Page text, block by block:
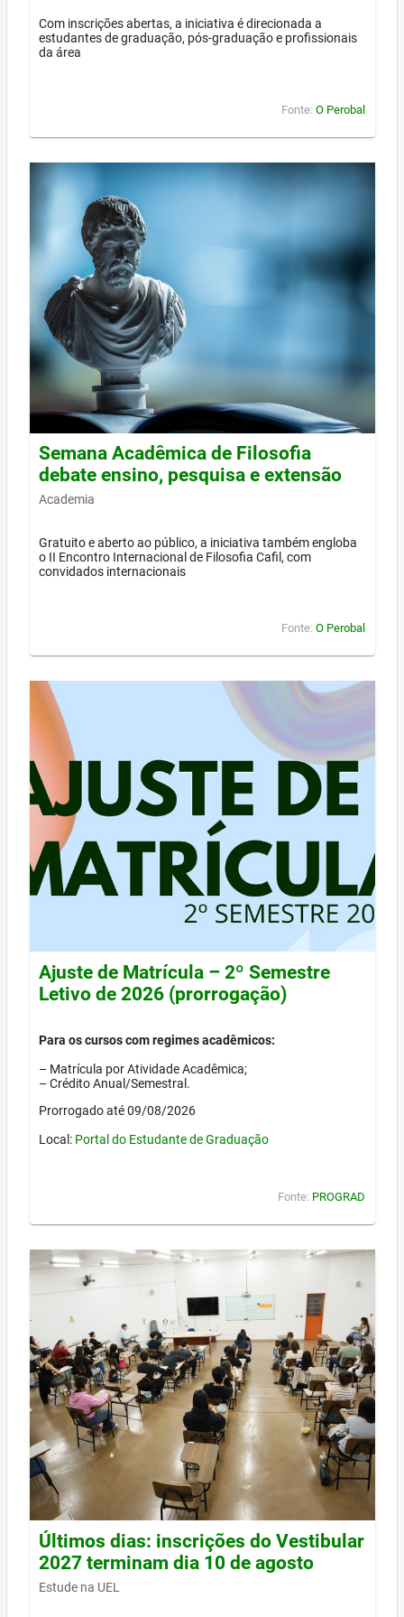
Com inscrições abertas, a iniciativa é direcionada a
estudantes de graduação, pós-graduação e profissionais
da área
Fonte: O Perobal
Semana Acadêmica de Filosofia
debate ensino, pesquisa e extensão
Academia
Gratuito e aberto ao público, a iniciativa também engloba
o II Encontro Internacional de Filosofia Cafil, com
convidados internacionais
Fonte: O Perobal
Ajuste de Matrícula – 2º Semestre
Letivo de 2026 (prorrogação)
Para os cursos com regimes acadêmicos:
– Matrícula por Atividade Acadêmica;
– Crédito Anual/Semestral.
Prorrogado até 09/08/2026
Local: Portal do Estudante de Graduação
Fonte: PROGRAD
Últimos dias: inscrições do Vestibular
2027 terminam dia 10 de agosto
Estude na UEL